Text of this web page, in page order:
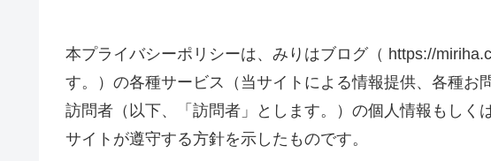
本プライバシーポリシーは、みりはブログ（ https://
す。）の各種サービス（当サイトによる情報提供、各種お
訪問者（以下、「訪問者」とします。）の個人情報もしく
サイトが遵守する方針を示したものです。